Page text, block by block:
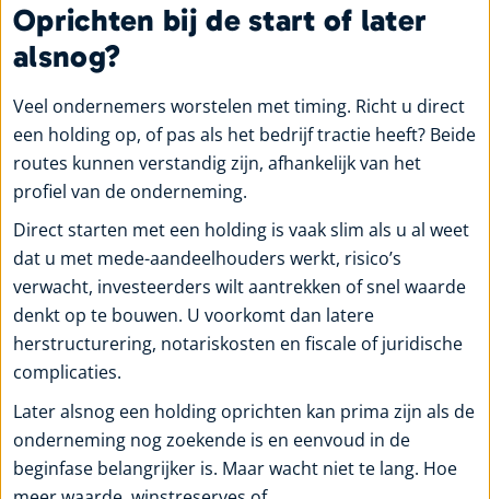
Oprichten bij de start of later
alsnog?
Veel ondernemers worstelen met timing. Richt u direct
een holding op, of pas als het bedrijf tractie heeft? Beide
routes kunnen verstandig zijn, afhankelijk van het
profiel van de onderneming.
Direct starten met een holding is vaak slim als u al weet
dat u met mede-aandeelhouders werkt, risico’s
verwacht, investeerders wilt aantrekken of snel waarde
denkt op te bouwen. U voorkomt dan latere
herstructurering, notariskosten en fiscale of juridische
complicaties.
Later alsnog een holding oprichten kan prima zijn als de
onderneming nog zoekende is en eenvoud in de
beginfase belangrijker is. Maar wacht niet te lang. Hoe